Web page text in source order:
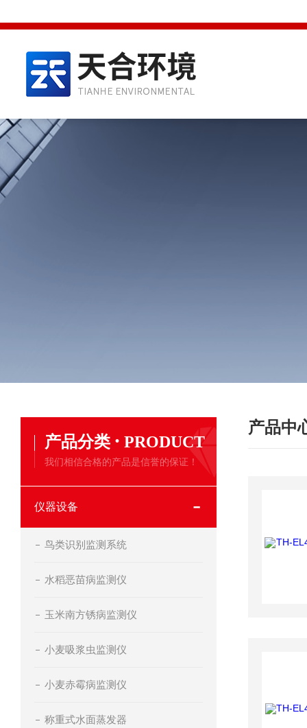
产品分类 · PRODUCT
我们相信合格的产品是信誉的保证！
仪器设备
鸟类识别监测系统
水稻恶苗病监测仪
玉米南方锈病监测仪
小麦吸浆虫监测仪
小麦赤霉病监测仪
称重式水面蒸发器
产品中